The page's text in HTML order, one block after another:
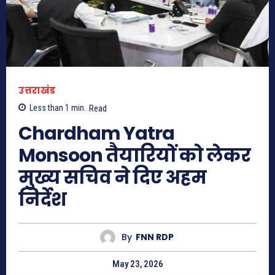
उत्तराखंड
Less than 1 min. Read
Chardham Yatra
Monsoon तैयारियों को लेकर
मुख्य सचिव ने दिए अहम
निर्देश
By FNN RDP
May 23, 2026